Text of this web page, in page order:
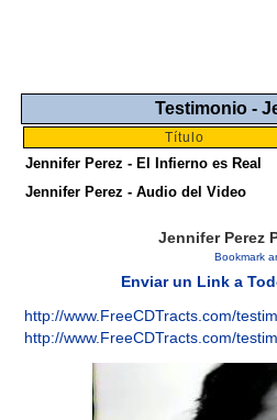
Testimonio -
Título
Jennifer Perez - El Infierno es Real
Jennifer Perez - Audio del Video
Jennifer Perez
Enviar un Link a
http://www.FreeCDTracts.com/
http://www.FreeCDTracts.com/